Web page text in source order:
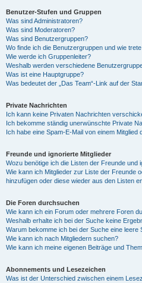
Benutzer-Stufen und Gruppen
Was sind Administratoren?
Was sind Moderatoren?
Was sind Benutzergruppen?
Wo finde ich die Benutzergruppen und wie
Wie werde ich Gruppenleiter?
Weshalb werden verschiedene
Was ist eine Hauptgruppe?
Was bedeutet der „Das Team“-Link auf der
Private Nachrichten
Ich kann keine Privaten Nachrichten
Ich bekomme ständig unerwünschte Private
Ich habe eine Spam-E-Mail von einem Mitglied
Freunde und ignorierte Mitglieder
Wozu benötige ich die Listen der Freunde und
Wie kann ich Mitglieder zur Liste der Freunde
hinzufügen oder diese wieder aus den Listen
Die Foren durchsuchen
Wie kann ich ein Forum oder mehrere Foren
Weshalb erhalte ich bei der Suche keine
Warum bekomme ich bei der Suche eine leere
Wie kann ich nach Mitgliedern suchen?
Wie kann ich meine eigenen Beiträge und
Abonnements und Lesezeichen
Was ist der Unterschied zwischen einem